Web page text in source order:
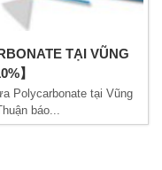
TẠI VŨNG
】
Polycarbonate tại Vũng
báo...